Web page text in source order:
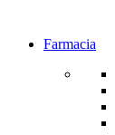
Farmacia